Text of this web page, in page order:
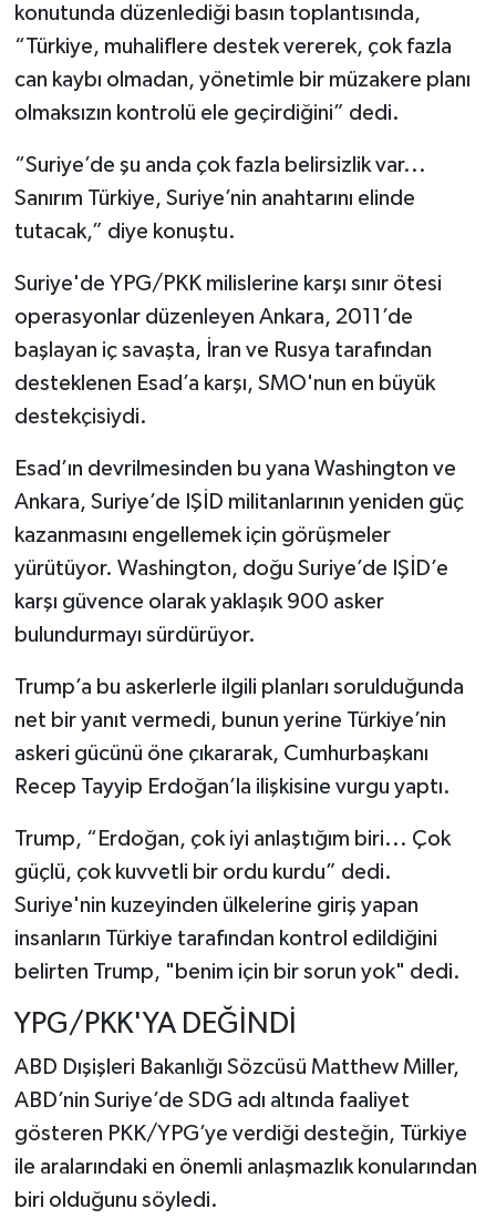
konutunda düzenlediği basın toplantısında,
“Türkiye, muhaliflere destek vererek, çok fazla
can kaybı olmadan, yönetimle bir müzakere planı
olmaksızın kontrolü ele geçirdiğini” dedi.
“Suriye’de şu anda çok fazla belirsizlik var...
Sanırım Türkiye, Suriye’nin anahtarını elinde
tutacak,” diye konuştu.
Suriye'de YPG/PKK milislerine karşı sınır ötesi
operasyonlar düzenleyen Ankara, 2011’de
başlayan iç savaşta, İran ve Rusya tarafından
desteklenen Esad’a karşı, SMO'nun en büyük
destekçisiydi.
Esad’ın devrilmesinden bu yana Washington ve
Ankara, Suriye’de IŞİD militanlarının yeniden güç
kazanmasını engellemek için görüşmeler
yürütüyor. Washington, doğu Suriye’de IŞİD’e
karşı güvence olarak yaklaşık 900 asker
bulundurmayı sürdürüyor.
Trump’a bu askerlerle ilgili planları sorulduğunda
net bir yanıt vermedi, bunun yerine Türkiye’nin
askeri gücünü öne çıkararak, Cumhurbaşkanı
Recep Tayyip Erdoğan’la ilişkisine vurgu yaptı.
Trump, “Erdoğan, çok iyi anlaştığım biri... Çok
güçlü, çok kuvvetli bir ordu kurdu” dedi.
Suriye'nin kuzeyinden ülkelerine giriş yapan
insanların Türkiye tarafından kontrol edildiğini
belirten Trump, "benim için bir sorun yok" dedi.
YPG/PKK'YA DEĞİNDİ
ABD Dışişleri Bakanlığı Sözcüsü Matthew Miller,
ABD’nin Suriye’de SDG adı altında faaliyet
gösteren PKK/YPG’ye verdiği desteğin, Türkiye
ile aralarındaki en önemli anlaşmazlık konularından
biri olduğunu söyledi.